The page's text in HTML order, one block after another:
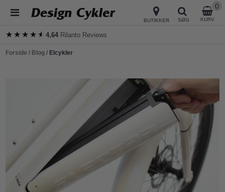
BUTIKKER SØG KURV
0
★★★★★
★★★★★4,64 Rilanto Reviews
Forside / Blog / Elcykler